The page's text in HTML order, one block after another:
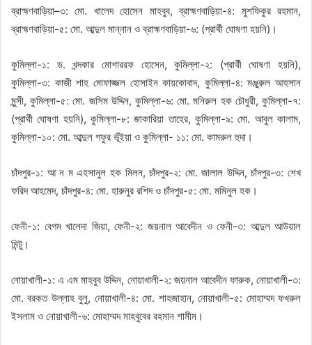
ব্রাহ্মণবাড়িয়া–৩: মো. খালেদ হোসেন মাহবুব, ব্রাহ্মণবাড়িয়া-৪: মুশফিকুর রহমান,
ব্রাহ্মণবাড়িয়া-৫: মো. আব্দুল মান্নান ও ব্রাহ্মণবাড়িয়া-৬: (প্রার্থী ঘোষণা হয়নি)।
কুমিল্লা-১: ড. খন্দকার মোশাররফ হোসেন, কুমিল্লা-২: (প্রার্থী ঘোষণা হয়নি),
কুমিল্লা-৩: কাজী শাহ মোফাজ্জল হোসাইন কায়কোবাদ, কুমিল্লা-৪: মঞ্জুরুল আহসান
মুন্সী, কুমিল্লা-৫: মো. জসিম উদ্দিন, কুমিল্লা-৬: মো. মনিরুল হক চৌধুরী, কুমিল্লা-৭:
(প্রার্থী ঘোষণা হয়নি), কুমিল্লা-৮: জাকারিয়া তাহের, কুমিল্লা-৯: মো. আবুল কালাম,
কুমিল্লা-১০: মো. আব্দুল গফুর ভূঁইয়া ও কুমিল্লা- ১১: মো. কামরুল হুদা।
চাঁদপুর-১: আ ন ম এহসানুল হক মিলন, চাঁদপুর-২: মো. জালাল উদ্দিন, চাঁদপুর-৩: শেখ
ফরিদ আহমেদ, চাঁদপুর-৪: মো. হারুনুর রশিদ ও চাঁদপুর-৫: মো. মমিনুল হক।
ফেনী-১: বেগম খালেদা জিয়া, ফেনী-২: জয়নাল আবেদীন ও ফেনী-৩: আব্দুল আউয়াল
মিন্টু।
নোয়াখালী-১: এ এম মাহবুব উদ্দিন, নোয়াখালী-২: জয়নাল আবেদীন ফারুক, নোয়াখালী-৩:
মো. বরকত উল্লাহ বুলু, নোয়াখালী-৪: মো. শাহজাহান, নোয়াখালী-৫: মোহাম্মদ ফখরুল
ইসলাম ও নোয়াখালী-৬: মোহাম্মদ মাহবুবের রহমান শামীম।